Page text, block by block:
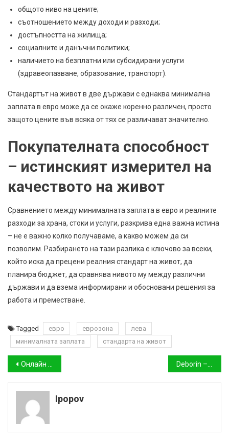
общото ниво на цените;
съотношението между доходи и разходи;
достъпността на жилища;
социалните и данъчни политики;
наличието на безплатни или субсидирани услуги
(здравеопазване, образование, транспорт).
Стандартът на живот в две държави с еднаква минимална
заплата в евро може да се окаже коренно различен, просто
защото цените във всяка от тях се различават значително.
Покупателната способност
– истинският измерител на
качеството на живот
Сравнението между минималната заплата в евро и реалните
разходи за храна, стоки и услуги, разкрива една важна истина
– не е важно колко получаваме, а какво можем да си
позволим. Разбирането на тази разлика е ключово за всеки,
който иска да прецени реалния стандарт на живот, да
планира бюджет, да сравнява нивото му между различни
държави и да взема информирани и обосновани решения за
работа и преместване.
Tagged евро еврозона
лева
минималната заплата
стандарта на живот
Навигация
Онлайн ваучер за подарък: Ето как да разполагате с пълна свобода при избора си за всеки празничен повод
Ipopov